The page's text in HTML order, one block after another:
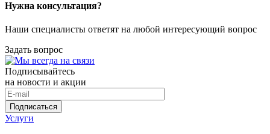
Нужна консультация?
Наши специалисты ответят на любой интересующий вопрос
Задать вопрос
Подписывайтесь
на новости и акции
Подписаться
Услуги